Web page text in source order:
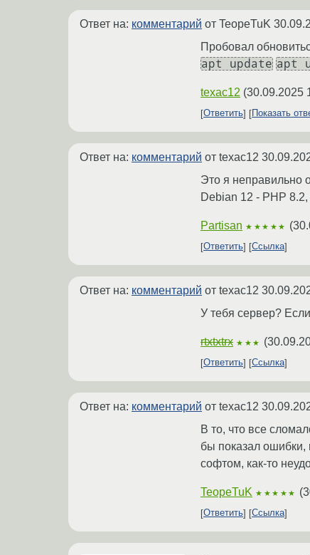
Ответ на: комментарий от TeopeTuK
Пробовал
apt update apt
texac12 (30.09.2025
Ответить
Показать
Ответ на: комментарий от texac12
Это я неправильно
Debian 12 - PHP
Partisan ★★★★★ (
Ответить Ссылка
Ответ на: комментарий от texac12
У тебя сервер?
rtxtxtrx ★★★ (
Ответить Ссылка
Ответ на: комментарий от texac12
В то, что все
бы показал
софтом, как-то
TeopeTuK ★★★★★ (
Ответить Ссылка